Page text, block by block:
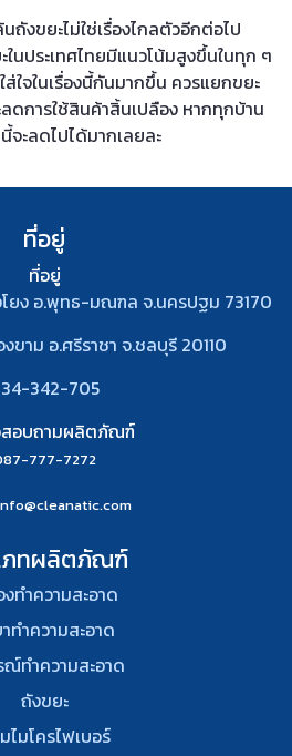
งขยะไม่ใช่เรื่องไกลตัวอีกต่อไป
นประเทศไทยมีแนวโน้มสูงขึ้นในทุก ๆ
ใจในเรื่องนี้กันมากขึ้น ควรแยกขยะ
ดการใช้สินค้าสิ้นเปลือง หากทุกบ้าน
ะลดไปได้มากเลยละ
ที่อยู่
ที่อยู่
ยง อ.พุทธ-มณฑล จ.นครปฐม 73170
ขาม อ.ศรีราชา จ.ชลบุรี 20110
342-705
อบถามผลิตภัณฑ์
777-7272
ภทผลิตภัณฑ์
งทำความสะอาด
ทำความสะอาด
ทําความสะอาด
ถังขยะ
ไมโครไฟเบอร์